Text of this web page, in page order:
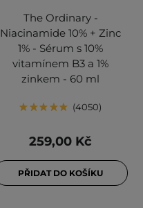
The Ordinary -
Niacinamide 10% + Zinc
1% - Sérum s 10%
vitamínem B3 a 1%
zinkem - 60 ml
4050
259,00 Kč
PŘIDAT DO KOŠÍKU